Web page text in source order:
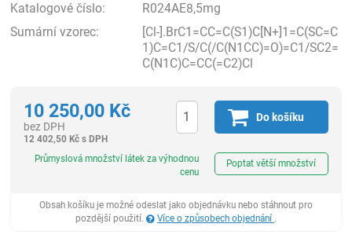
Katalogové číslo:
R024AE8,5mg
Sumární vzorec:
[Cl-].BrC1=CC=C(S1)C[N+]1=C(SC=C
1)C=C1/S/C(/C(N1CC)=O)=C1/SC2=
C(N1C)C=CC(=C2)Cl
10 250,00 Kč
bez DPH
12 402,50Kč s DPH
Do košíku
Průmyslová množství látek za výhodnou
cenu
Poptat větší množství
Obsah košíku je možné odeslat jako objednávku nebo stáhnout pro
pozdější použití.
Více o způsobech objednání .